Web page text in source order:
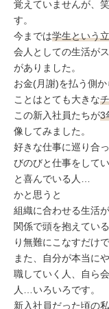
覚えていませんが、笑
す。
今までは学生という
会人としての生活が
がありました。
お金(月謝)を払う側
ことはとても大きな
この新入社員たちが3
像してみました。
好きな仕事に巡り合
びのびと仕事をして
と喜んでいる人…
かと思うと
組織に合わせる生活
関係で頭を抱えてい
り無難にこなすだけ
また、自分が本当に
職していく人、自ら
人…いろいろです。
新入社員だった頃の私